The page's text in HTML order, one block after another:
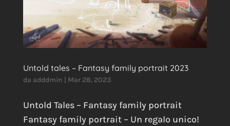
Untold tales – Fantasy family portrait 2023
da adddmin Mar 28, 2023
Untold Tales – Fantasy family portrait
Fantasy family portrait – Un regalo unico!